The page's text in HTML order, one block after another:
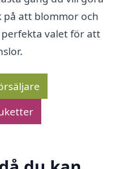
på att blommor och
valet för att